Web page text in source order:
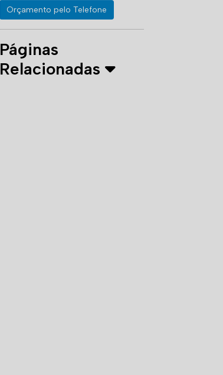
Orçamento pelo Telefone
Páginas
Relacionadas